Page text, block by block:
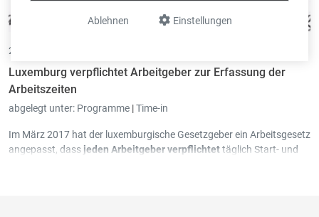
Einstellungen
Ablehnen
22.06.2018 •
Luxemburg verpflichtet Arbeitgeber zur Erfassung der
Arbeitszeiten
abgelegt unter: Programme |Time-in
Im März 2017 hat der luxemburgische Gesetzgeber ein Arbeitsgesetz
angepasst, dass jeden Arbeitgeber verpflichtettäglich Start- und